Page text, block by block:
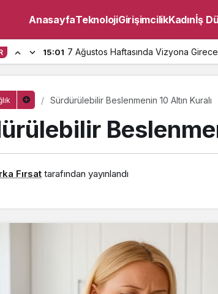
AnasayfaTeknolojiGirişimcilikKadınİş
15:01 7 Ağustos Haftasında Vizyona
Sürdürülebilir Beslenmenin 10 Altın Kuralı
Fırsat tarafından yayınlandı